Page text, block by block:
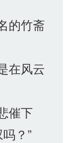
的竹斋
在风云
催下
？”